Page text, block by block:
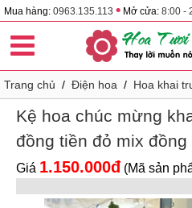
Mua hàng: 0963.135.113 • Mở cửa: 8:00 -
Trang chủ / Điện hoa / Hoa khai
Kệ hoa chúc mừng
đồng tiền đỏ mix đồng
Giá 1.150.000đ (Mã sản